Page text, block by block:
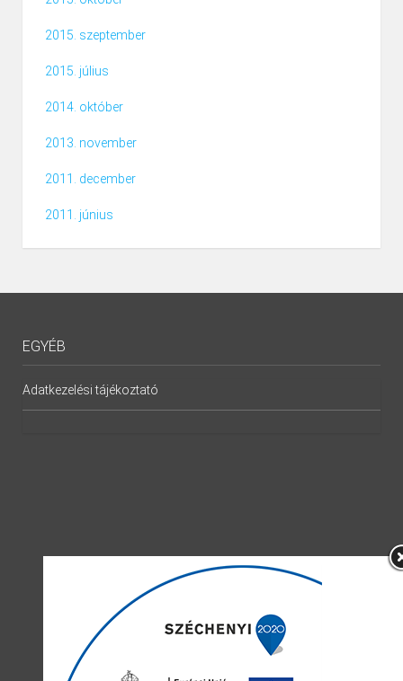
2015. szeptember
2015. július
2014. október
2013. november
2011. december
2011. június
EGYÉB
Adatkezelési tájékoztató